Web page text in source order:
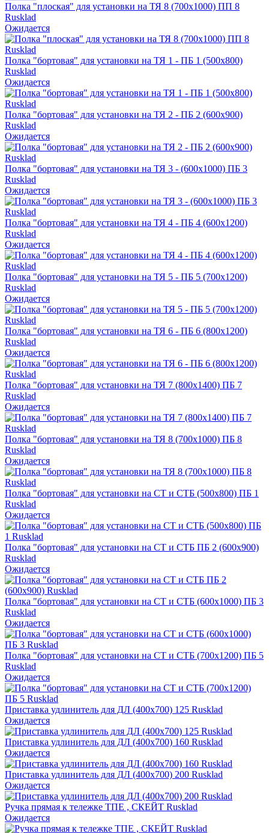
Полка "плоская" для установки на ТЯ 8 (700х1000) ПП 8
Rusklad
Ожидается
Полка "бортовая" для установки на ТЯ 1 - ПБ 1 (500х800)
Rusklad
Ожидается
Полка "бортовая" для установки на ТЯ 2 - ПБ 2 (600х900)
Rusklad
Ожидается
Полка "бортовая" для установки на ТЯ 3 - (600х1000) ПБ 3
Rusklad
Ожидается
Полка "бортовая" для установки на ТЯ 4 - ПБ 4 (600х1200)
Rusklad
Ожидается
Полка "бортовая" для установки на ТЯ 5 - ПБ 5 (700х1200)
Rusklad
Ожидается
Полка "бортовая" для установки на ТЯ 6 - ПБ 6 (800х1200)
Rusklad
Ожидается
Полка "бортовая" для установки на ТЯ 7 (800х1400) ПБ 7
Rusklad
Ожидается
Полка "бортовая" для установки на ТЯ 8 (700х1000) ПБ 8
Rusklad
Ожидается
Полка "бортовая" для установки на СТ и СТБ (500х800) ПБ 1
Rusklad
Ожидается
Полка "бортовая" для установки на СТ и СТБ ПБ 2 (600х900)
Rusklad
Ожидается
Полка "бортовая" для установки на СТ и СТБ (600х1000) ПБ 3
Rusklad
Ожидается
Полка "бортовая" для установки на СТ и СТБ (700х1200) ПБ 5
Rusklad
Ожидается
Приставка удлинитель для ДЛ (400х700) 125 Rusklad
Ожидается
Приставка удлинитель для ДЛ (400х700) 160 Rusklad
Ожидается
Приставка удлинитель для ДЛ (400х700) 200 Rusklad
Ожидается
Ручка прямая к тележке ТПЕ , СКЕЙТ Rusklad
Ожидается